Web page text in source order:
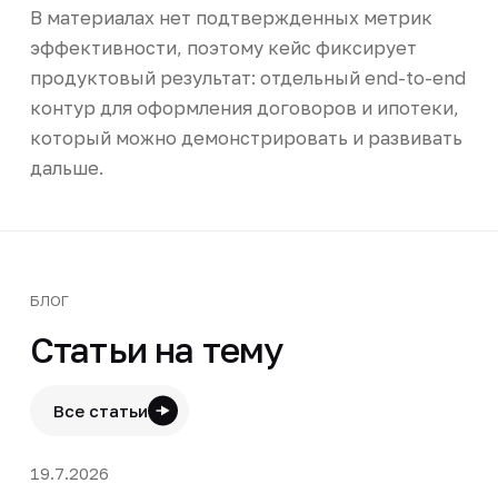
В материалах нет подтвержденных метрик
эффективности, поэтому кейс фиксирует
продуктовый результат: отдельный end-to-end
контур для оформления договоров и ипотеки,
который можно демонстрировать и развивать
дальше.
БЛОГ
Статьи на тему
Все статьи
19.7.2026